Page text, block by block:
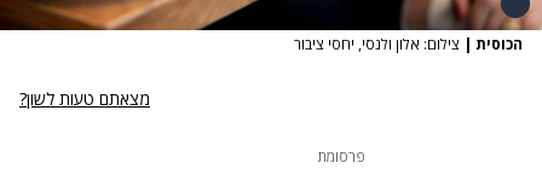
הכוסית | צילום: אלון ולנסי, יחסי ציבור
מצאתם טעות לשון?
פרסומת